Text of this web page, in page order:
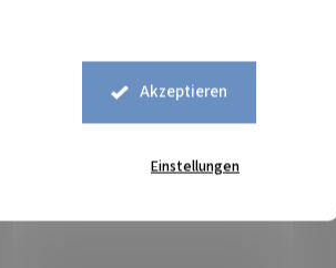
Akzeptieren
Einstellungen
14,20 €
68,2 lfm